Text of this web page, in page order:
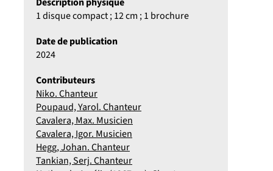
1 disque compact ; 12 cm ; 1 brochure
Date de publication
2024
Contributeurs
Niko. Chanteur
Poupaud, Yarol. Chanteur
Cavalera, Max. Musicien
Cavalera, Igor. Musicien
Hegg, Johan. Chanteur
Tankian, Serj. Chanteur